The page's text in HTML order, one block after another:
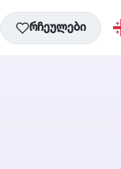
რჩეულები